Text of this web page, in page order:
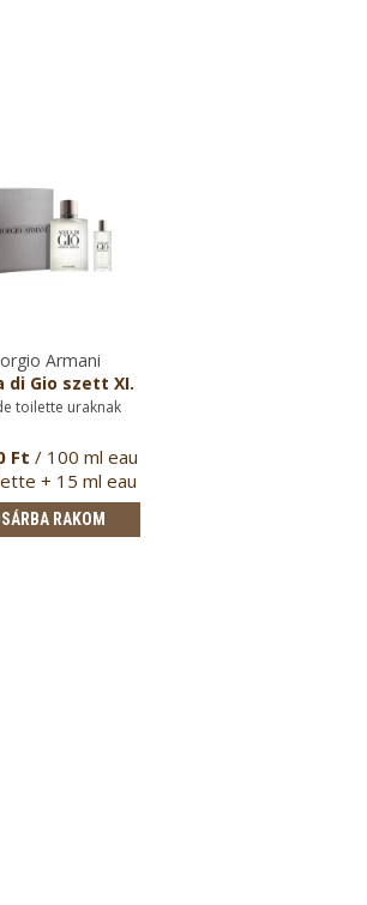
Armani
di Gio szett XI.
toilette uraknak
Ft / 100 ml eau
+ 15 ml eau
de …
RAKOM